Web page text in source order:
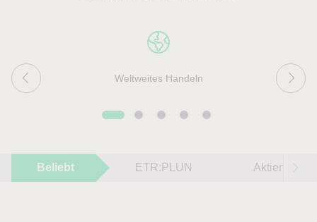
Weltweites Handeln
Beliebt ETR:PLUN Aktien im